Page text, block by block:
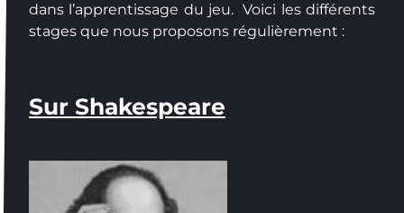
dans l’apprentissage du jeu. Voici les différents
stages que nous proposons régulièrement :
Sur Shakespeare